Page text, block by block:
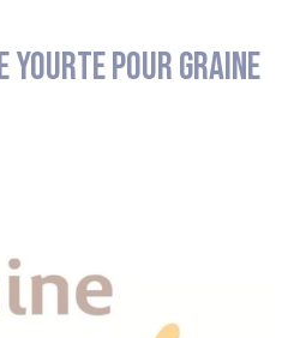
yourte pour Graine